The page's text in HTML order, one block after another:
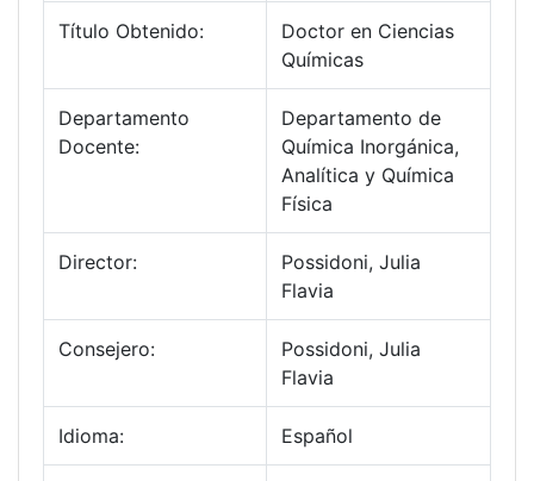
Título Obtenido:
Doctor en Ciencias
Químicas
Departamento
Docente:
Departamento de
Química Inorgánica,
Analítica y Química
Física
Director:
Possidoni, Julia
Flavia
Consejero:
Possidoni, Julia
Flavia
Idioma: Español